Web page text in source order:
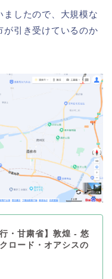
したので、大規模な
が引き受けているのか
行・甘粛省】敦煌 - 悠
ロード・オアシスの